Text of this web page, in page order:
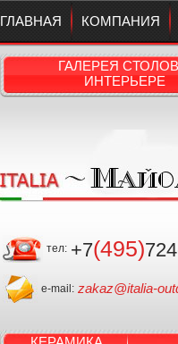
ГЛАВНАЯ КОМПАНИЯ
ГАЛЕРЕЯ
ИНТЕРЬЕРЕ
тел: +7(495)
e-mail: zakaz@italia-